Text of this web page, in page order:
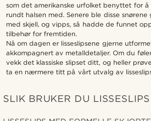
som det amerikanske urfolket benyttet for
rundt halsen med. Senere ble disse
med skjell, og vipps, så hadde de funnet
tilbehør for fremtiden.
Nå om dagen er lisseslipsene gjerne
akkompagnert av metalldetaljer. Om du
vekk det klassiske slipset ditt, og heller
ta en nærmere titt på vårt utvalg av
SLIK BRUKER DU LISSESLIPS